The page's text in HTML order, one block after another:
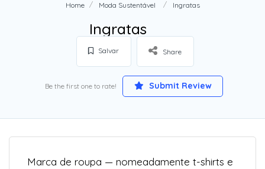
Home Moda Sustentável Ingratas
Ingratas
Salvar Share
Be the first one to rate! Submit Review
Marca de roupa — nomeadamente t-shirts e